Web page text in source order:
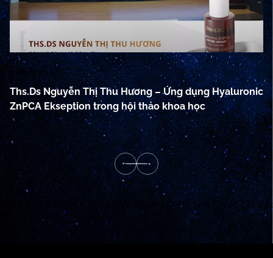
07/05/2024
Ths.Ds Nguyễn Thị Thu Hương – Ứng dụng Hyaluronic
ZnPCA Ekseption trong hội thảo khoa học
TẤT CẢ SẢN PHẨM TẤT CẢ SẢN PHẨM TẤT CẢ SẢN PHẨM TẤT CẢ